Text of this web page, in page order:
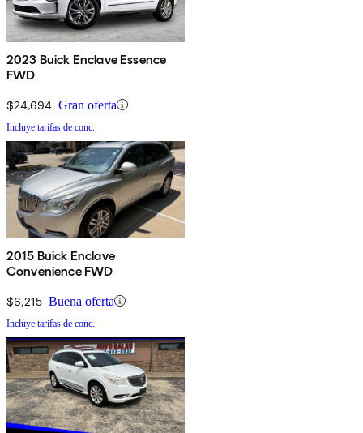
2023 Buick Enclave Essence
FWD
$24,694 Gran oferta
Incluye tarifas de conc.
2015 Buick Enclave
Convenience FWD
$6,215 Buena oferta
Incluye tarifas de conc.